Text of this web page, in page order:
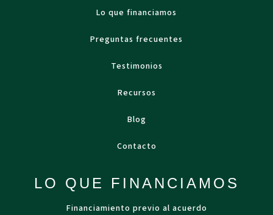
Lo que financiamos
Preguntas frecuentes
Testimonios
Recursos
Blog
Contacto
LO QUE FINANCIAMOS
Financiamiento previo al acuerdo